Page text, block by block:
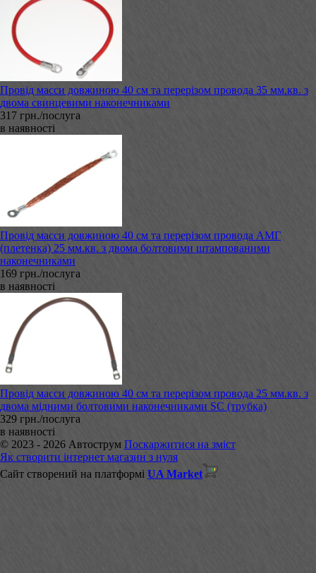
Провід масси довжиною 40 см та перерізом провода 35 мм.кв. з
двома свинцевими наконечниками
317 грн./послуга
в наявності
Провід масси довжиною 40 см та перерізом провода АМГ
(плетенка) 25 мм.кв. з двома болтовими штампованими
наконечниками
169 грн./послуга
в наявності
Провід масси довжиною 40 см та перерізом провода 25 мм.кв. з
двома мідними болтовими наконечниками SC (трубка)
329 грн./послуга
в наявності
© 2023 - 2026 Автострум Поскаржитися на зміст
Як створити інтернет магазин з нуля
Сайт створений на платформі UA Market